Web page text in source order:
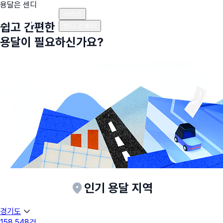
용달은 센디
쉽고 간편한
용달이 필요하신가요?
인기 용달 지역
경기도